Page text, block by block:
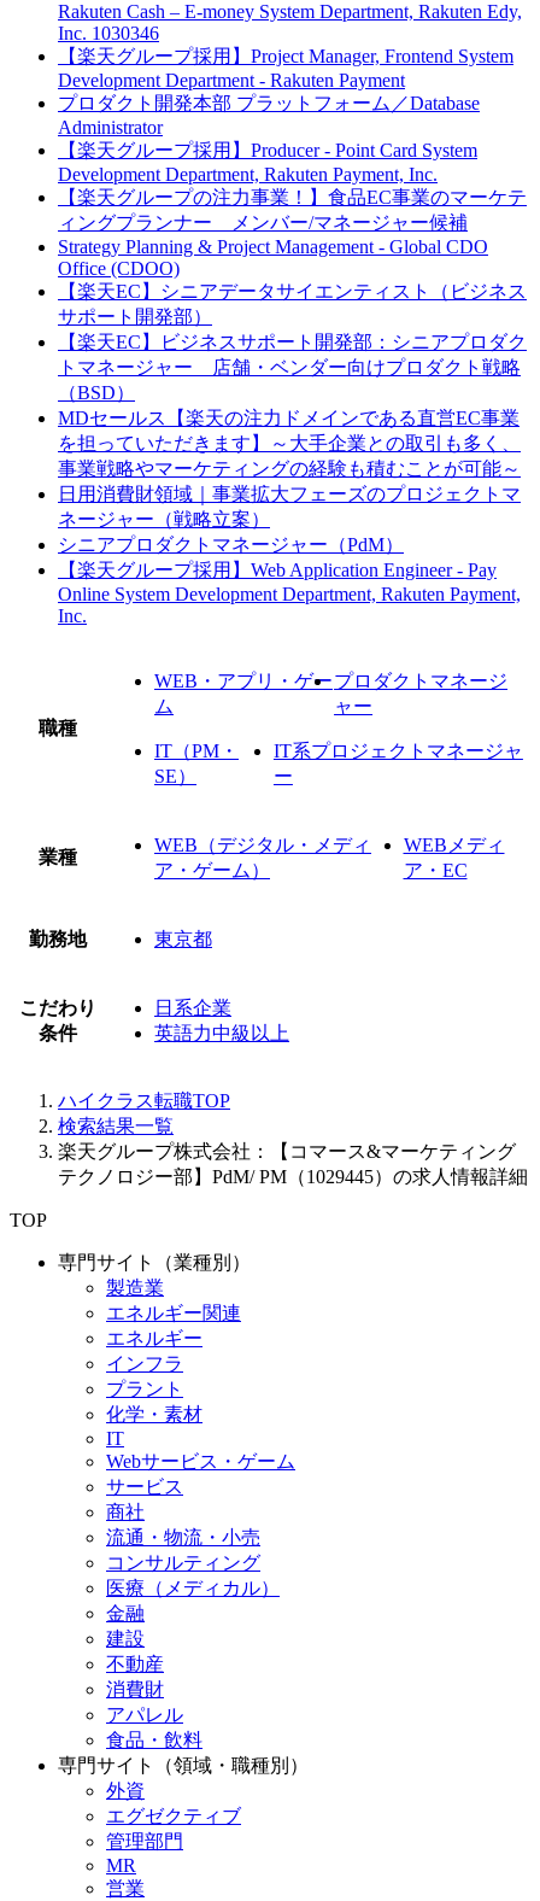
Rakuten Cash – E-money System Department, Rakuten Edy,
Inc. 1030346
【楽天グループ採用】Project Manager, Frontend System
Development Department - Rakuten Payment
プロダクト開発本部 プラットフォーム／Database
Administrator
【楽天グループ採用】Producer - Point Card System
Development Department, Rakuten Payment, Inc.
【楽天グループの注力事業！】食品EC事業のマーケテ
ィングプランナー メンバー/マネージャー候補
Strategy Planning & Project Management - Global CDO
Office (CDOO)
【楽天EC】シニアデータサイエンティスト（ビジネス
サポート開発部）
【楽天EC】ビジネスサポート開発部：シニアプロダク
トマネージャー 店舗・ベンダー向けプロダクト戦略
（BSD）
MDセールス【楽天の注力ドメインである直営EC事業
を担っていただきます】～大手企業との取引も多く、
事業戦略やマーケティングの経験も積むことが可能～
日用消費財領域｜事業拡大フェーズのプロジェクトマ
ネージャー（戦略立案）
シニアプロダクトマネージャー（PdM）
【楽天グループ採用】Web Application Engineer - Pay
Online System Development Department, Rakuten Payment,
Inc.
職種
WEB・アプリ・ゲー
ム
プロダクトマネージ
ャー
IT（PM・
SE）
IT系プロジェクトマネージャ
ー
業種
WEB（デジタル・メディ
ア・ゲーム）
WEBメディ
ア・EC
勤務地 東京都
こだわり
条件
日系企業
英語力中級以上
ハイクラス転職TOP
検索結果一覧
楽天グループ株式会社：【コマース&マーケティング
テクノロジー部】PdM/ PM（1029445）の求人情報詳細
TOP
専門サイト（業種別）
製造業
エネルギー関連
エネルギー
インフラ
プラント
化学・素材
IT
Webサービス・ゲーム
サービス
商社
流通・物流・小売
コンサルティング
医療（メディカル）
金融
建設
不動産
消費財
アパレル
食品・飲料
専門サイト（領域・職種別）
外資
エグゼクティブ
管理部門
MR
営業